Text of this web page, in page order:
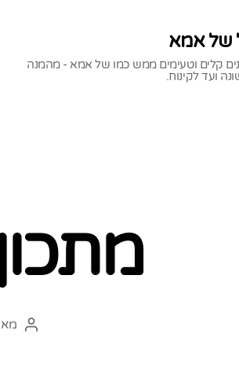
של אמא
קלים וטעימים ממש כמו של אמא - מהמנה
ועד לקינוח.